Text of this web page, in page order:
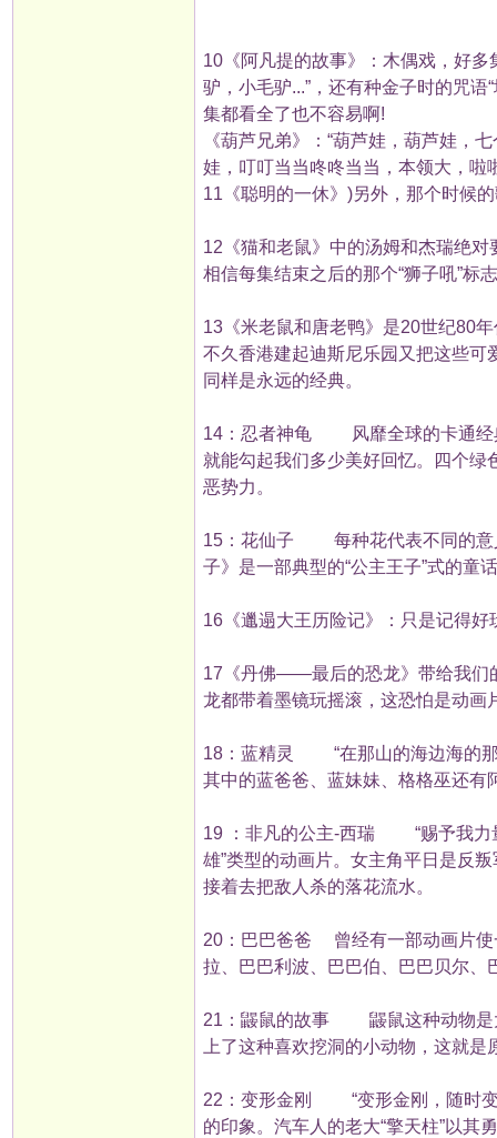
10《阿凡提的故事》：木偶戏，好
驴，小毛驴...”，还有种金子时的咒
集都看全了也不容易啊!
《葫芦兄弟》：“葫芦娃，葫芦娃，
娃，叮叮当当咚咚当当，本领大，啦
11《聪明的一休》)另外，那个时候
12《猫和老鼠》中的汤姆和杰瑞绝
相信每集结束之后的那个“狮子吼”标
13《米老鼠和唐老鸭》是20世纪80
不久香港建起迪斯尼乐园又把这些可
同样是永远的经典。
14：忍者神龟 风靡全球的卡通经典
就能勾起我们多少美好回忆。四个
恶势力。
15：花仙子 每种花代表不同的意
子》是一部典型的“公主王子”式的童
16《邋遢大王历险记》：只是记得好
17《丹佛——最后的恐龙》带给我们
龙都带着墨镜玩摇滚，这恐怕是动画
18：蓝精灵 “在那山的海边海的那
其中的蓝爸爸、蓝妹妹、格格巫还有
19 ：非凡的公主-西瑞 “赐予我力量
雄”类型的动画片。女主角平日是反
接着去把敌人杀的落花流水。
20：巴巴爸爸 曾经有一部动画片使
拉、巴巴利波、巴巴伯、巴巴贝尔、
21：鼹鼠的故事 鼹鼠这种动物是
上了这种喜欢挖洞的小动物，这就
22：变形金刚 “变形金刚，随时变
的印象。汽车人的老大“擎天柱”以其